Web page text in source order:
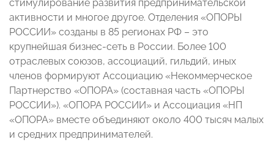
стимулирование развития предпринимательской
активности и многое другое. Отделения «ОПОРЫ
РОССИИ» созданы в 85 регионах РФ – это
крупнейшая бизнес-сеть в России. Более 100
отраслевых союзов, ассоциаций, гильдий, иных
членов формируют Ассоциацию «Некоммерческое
Партнерство «ОПОРА» (составная часть «ОПОРЫ
РОССИИ»). «ОПОРА РОССИИ» и Ассоциация «НП
«ОПОРА» вместе объединяют около 400 тысяч малых
и средних предпринимателей.